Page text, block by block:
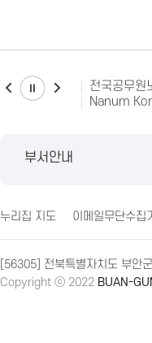
전국공무원
Nanum
부서안내
누리집 지도 이메일무단수집
[56305] 전북특별자치도 부안
Copyright ⓒ 2022 BUAN-